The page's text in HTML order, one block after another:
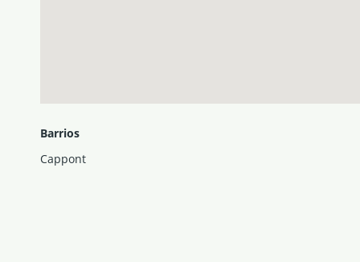
Barrios
Cappont